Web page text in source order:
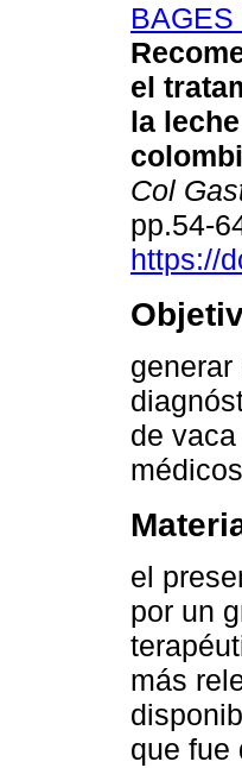
el
la
Col
pp.54-
https://
de
el
por un
más
que fue